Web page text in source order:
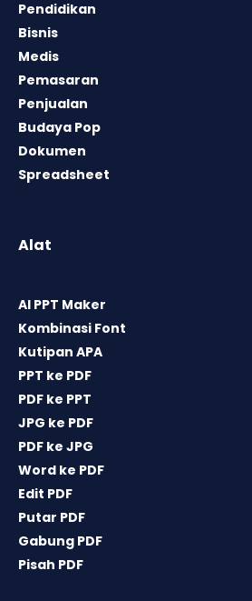
Pendidikan
Bisnis
Medis
Pemasaran
Penjualan
Budaya Pop
Dokumen
Spreadsheet
Alat
AI PPT Maker
Kombinasi Font
Kutipan APA
PPT ke PDF
PDF ke PPT
JPG ke PDF
PDF ke JPG
Word ke PDF
Edit PDF
Putar PDF
Gabung PDF
Pisah PDF